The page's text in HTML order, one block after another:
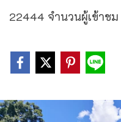
22444 จำนวนผู้เข้าชม